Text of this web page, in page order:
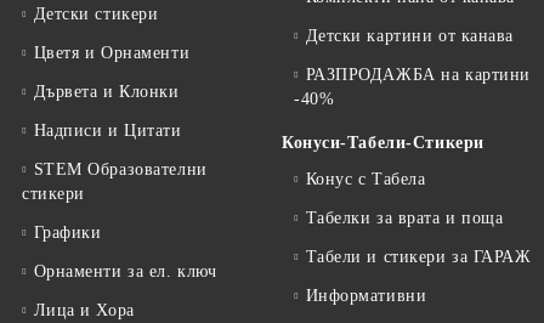
Детски стикери
Цветя и Орнаменти
Дървета и Клонки
Надписи и Цитати
STEM Образователни
стикери
Графики
Орнаменти за ел. ключ
Лица и Хора
Детски картини от канава
РАЗПРОДАЖБА на картини
-40%
Конуси-Табели-Стикери
Конус с Табела
Табелки за врата и поща
Табели и стикери за ГАРАЖ
Информативни